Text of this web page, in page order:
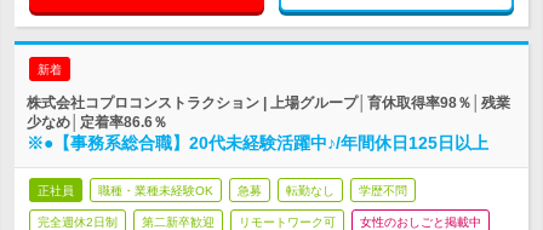
新着
株式会社コプロコンストラクション | 上場グループ│育休取得率98％│残業
少なめ│定着率86.6％
※●【事務系総合職】20代未経験活躍中♪/年間休日125日以上
正社員 職種・業種未経験OK 急募 転勤なし 学歴不問
完全週休2日制 第二新卒歓迎 リモートワーク可 女性のおしごと掲載中